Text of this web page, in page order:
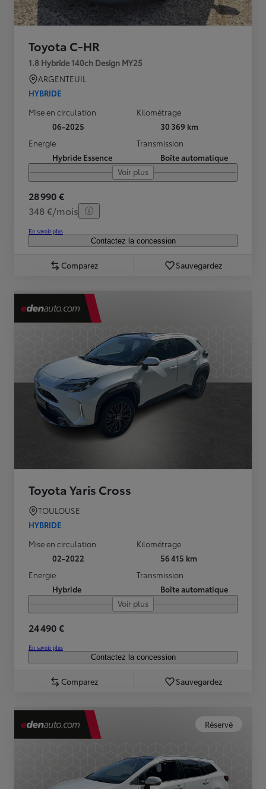
Toyota C-HR
1.8 Hybride 140ch Design MY25
ARGENTEUIL
HYBRIDE
Mise en circulation
06-2025
Kilométrage
30 369 km
Energie
Hybride Essence
Transmission
Boîte automatique
Voir plus
28 990 €
348 €/mois
En savoir plus
Contactez la concession
Comparez Sauvegardez
Toyota Yaris Cross
TOULOUSE
HYBRIDE
Mise en circulation
02-2022
Kilométrage
56 415 km
Energie
Hybride
Transmission
Boîte automatique
Voir plus
24 490 €
En savoir plus
Contactez la concession
Comparez Sauvegardez
Réservé